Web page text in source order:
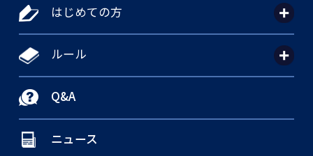
はじめての方
ルール
Q&A
ニュース